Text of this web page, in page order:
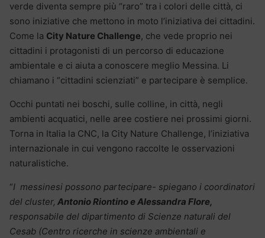
verde diventa sempre più “raro” tra i colori delle città, ci
sono iniziative che mettono in moto l’iniziativa dei cittadini.
Come la City Nature Challenge, che vede proprio nei
cittadini i protagonisti di un percorso di educazione
ambientale e ci aiuta a conoscere meglio Messina. Li
chiamano i “cittadini scienziati” e partecipare è semplice.
Occhi puntati nei boschi, sulle colline, in città, negli
ambienti acquatici, nelle aree costiere nei prossimi giorni.
Torna in Italia la CNC, la City Nature Challenge, l’iniziativa
internazionale in cui vengono raccolte le osservazioni
naturalistiche.
“I messinesi possono partecipare- spiegano i coordinatori
del cluster, Antonio Riontino e Alessandra Flore,
responsabile del dipartimento di Scienze naturali del
Cesab (Centro ricerche in scienze ambientali e